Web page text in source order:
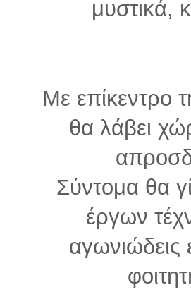
μυστικά,
Mε επίκεντρο
θα λάβει
Σύντομα θα
έργων
αγωνιώδεις